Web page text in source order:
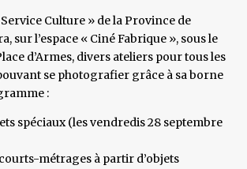
Culture » de la Province de
sur l’espace « Ciné Fabrique », sous le
d’Armes, divers ateliers pour tous les
se photografier grâce à sa borne
:
spéciaux (les vendredis 28 septembre
métrages à partir d’objets